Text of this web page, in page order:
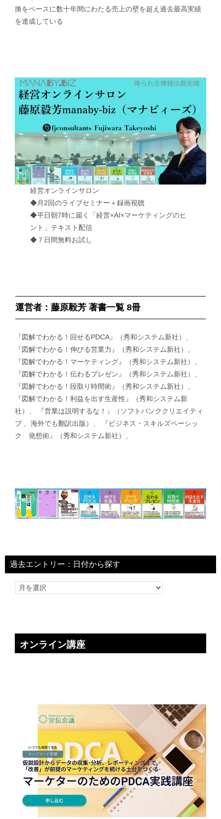
換をベースに数十年間にわたる売上の壁を超え過去最高実績
を達成している
経営オンラインサロン
◆月2回のライブセミナー＋録画視聴
◆平日朝7時に届く「経営×AI×マーケティングのヒ
ント」テキスト配信
◆７日間無料お試し
運営者：藤原毅芳 著書一覧 8冊
『図解でわかる！回せるPDCA』（秀和システム新社）、
『図解でわかる！伸びる営業力』（秀和システム新社）、
『図解でわかる！マーケティング』（秀和システム新社）、
『図解でわかる！伝わるプレゼン』（秀和システム新社）、
『図解でわかる！段取り時間術』（秀和システム新社）、
『図解でわかる！利益を出す生産性』（秀和システム新
社）、 『営業は説明するな！』（ソフトバンククリエイティ
ブ 、海外でも翻訳出版）、 『ビジネス・スキルズベーシッ
ク 発想術』（秀和システム新社）、
過去エントリー：日付から探す
オンライン講座